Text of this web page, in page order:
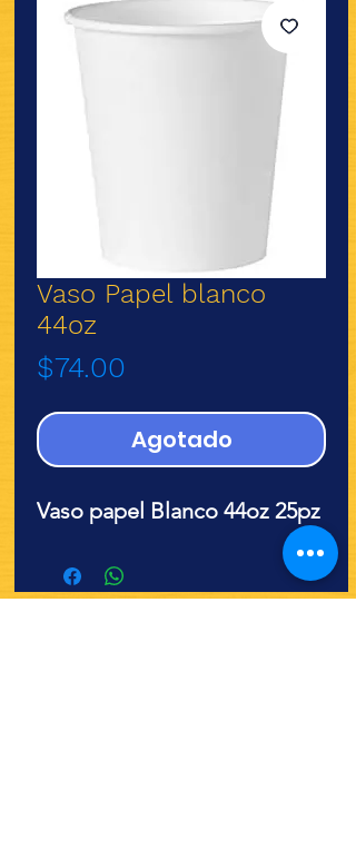
Vaso Papel blanco
44oz
$74.00
Agotado
Vaso papel Blanco 44oz 25pz